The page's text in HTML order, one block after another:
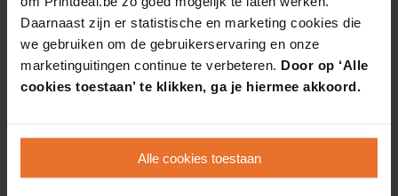
Daarnaast zijn er statistische en marketing cookies die
we gebruiken om de gebruikerservaring en onze
marketinguitingen continue te verbeteren. Door op ‘Alle
cookies toestaan’ te klikken, ga je hiermee akkoord.
Alle cookies toestaan